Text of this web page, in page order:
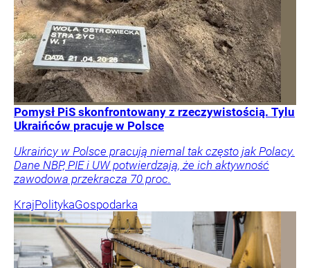
Pomysł PiS skonfrontowany z rzeczywistością. Tylu
Ukraińców pracuje w Polsce
Ukraińcy w Polsce pracują niemal tak często jak Polacy.
Dane NBP, PIE i UW potwierdzają, że ich aktywność
zawodowa przekracza 70 proc.
KrajPolitykaGospodarka